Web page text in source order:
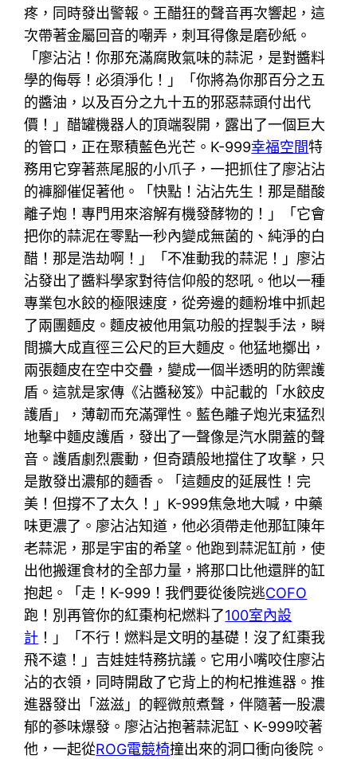
疼，同時發出警報。王醋狂的聲音再次響起，這
次帶著金屬回音的嘲弄，刺耳得像是磨砂紙。
「廖沾沾！你那充滿腐敗氣味的蒜泥，是對醬料
學的侮辱！必須淨化！」「你將為你那百分之五
的醬油，以及百分之九十五的邪惡蒜頭付出代
價！」醋罐機器人的頂端裂開，露出了一個巨大
的管口，正在聚積藍色光芒。K-999幸福空間特
務用它穿著燕尾服的小爪子，一把抓住了廖沾沾
的褲腳催促著他。「快點！沾沾先生！那是醋酸
離子炮！專門用來溶解有機發酵物的！」「它會
把你的蒜泥在零點一秒內變成無菌的、純淨的白
醋！那是浩劫啊！」「不准動我的蒜泥！」廖沾
沾發出了醬料學家對待信仰般的怒吼。他以一種
專業包水餃的極限速度，從旁邊的麵粉堆中抓起
了兩團麵皮。麵皮被他用氣功般的捏製手法，瞬
間擴大成直徑三公尺的巨大麵皮。他猛地擲出，
兩張麵皮在空中交疊，變成一個半透明的防禦護
盾。這就是家傳《沾醬秘笈》中記載的「水餃皮
護盾」，薄韌而充滿彈性。藍色離子炮光束猛烈
地擊中麵皮護盾，發出了一聲像是汽水開蓋的聲
音。護盾劇烈震動，但奇蹟般地擋住了攻擊，只
是散發出濃郁的麵香。「這麵皮的延展性！完
美！但撐不了太久！」K-999焦急地大喊，中藥
味更濃了。廖沾沾知道，他必須帶走他那缸陳年
老蒜泥，那是宇宙的希望。他跑到蒜泥缸前，使
出他搬運食材的全部力量，將那口比他還胖的缸
抱起。「走！K-999！我們要從後院逃COFO
跑！別再管你的紅棗枸杞燃料了100室內設
計 ！」「不行！燃料是文明的基礎！沒了紅棗我
飛不遠！」吉娃娃特務抗議。它用小嘴咬住廖沾
沾的衣領，同時開啟了它背上的枸杞推進器。推
進器發出「滋滋」的輕微煎煮聲，伴隨著一股濃
郁的蔘味爆發。廖沾沾抱著蒜泥缸、K-999咬著
他，一起從ROG電競椅撞出來的洞口衝向後院。